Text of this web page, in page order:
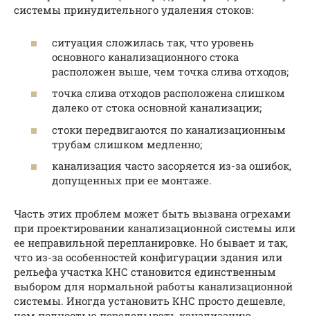
системы принудительного удаления стоков:
ситуация сложилась так, что уровень
основного канализационного стока
расположен выше, чем точка слива отходов;
точка слива отходов расположена слишком
далеко от стока основной канализации;
стоки передвигаются по канализационным
трубам слишком медленно;
канализация часто засоряется из-за ошибок,
допущенных при ее монтаже.
Часть этих проблем может быть вызвана огрехами
при проектировании канализационной системы или
ее неправильной перепланировке. Но бывает и так,
что из-за особенностей конфигурации здания или
рельефа участка КНС становится единственным
выбором для нормальной работы канализационной
системы. Иногда установить КНС просто дешевле,